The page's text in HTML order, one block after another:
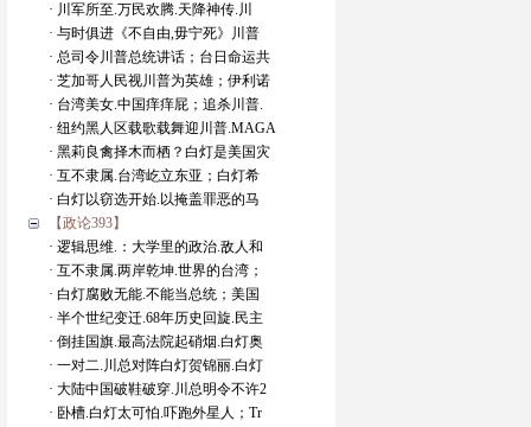
· 川军所至.万民欢腾.天降神传.川
· 与时俱进《不自由,毋宁死》川普
· 总司令川普总统讲话；台日命运共
· 芝加哥人民视川普为英雄；伊利诺
· 台湾美女.中国痒痒屁；追杀川普.
· 纽约黑人区载歌载舞迎川普.MAGA
· 黑莉良禽择木而栖？白灯是美国灾
· 互不隶属.台湾屹立东亚；白灯希
· 白灯以窃选开始.以掩盖罪恶的马
【政论393】
· 逻辑思维.：大学里的政治.敌人和
· 互不隶属.两岸乾坤.世界的台湾；
· 白灯腐败无能.不能当总统；美国
· 半个世纪变迁.68年历史回旋.民主
· 倒挂国旗.最高法院起硝烟.白灯奥
· 一对二.川总对阵白灯贺锦丽.白灯
· 大陆中国破鞋破穿.川总明令不许2
· 卧槽.白灯太可怕.吓跑外星人；Tr